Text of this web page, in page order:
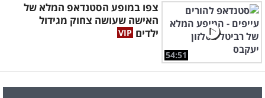
54:51
צפו במופע הסטנדאפ המלא של
האישה שעושה צחוק מגידול
ילדים